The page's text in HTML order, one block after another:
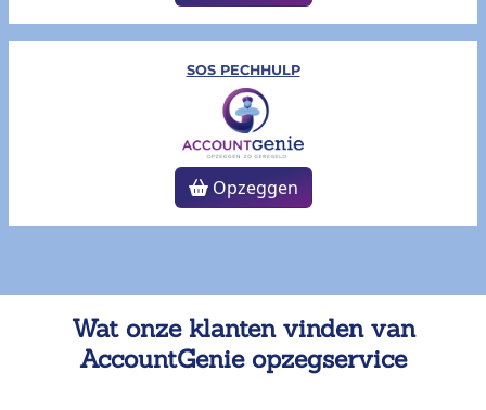
SOS PECHHULP
Opzeggen
Wat onze klanten vinden van
AccountGenie opzegservice